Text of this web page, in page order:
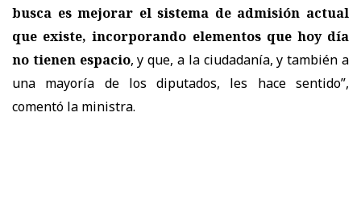
busca es mejorar el sistema de admisión actual
que existe, incorporando elementos que hoy día
no tienen espacio, y que, a la ciudadanía, y también a
una mayoría de los diputados, les hace sentido”,
comentó la ministra.